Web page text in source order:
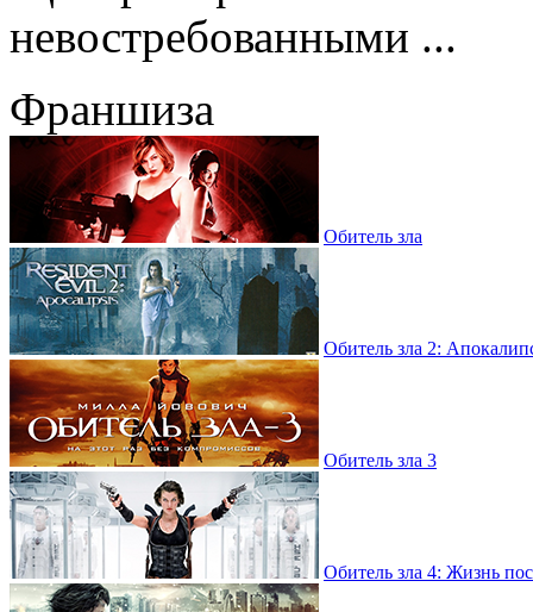
невостребованными ...
Франшиза
Обитель зла
Обитель зла 2:
Обитель зла 3
Обитель зла 4: Жизнь